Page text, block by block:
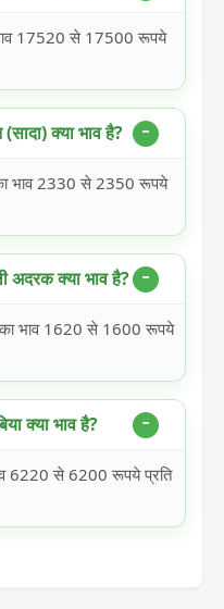
17520 से 17500 रूपये
क्या भाव है?
भाव 2330 से 2350 रूपये
क्या भाव है?
भाव 1620 से 1600 रूपये
क्या भाव है?
6220 से 6200 रूपये प्रति